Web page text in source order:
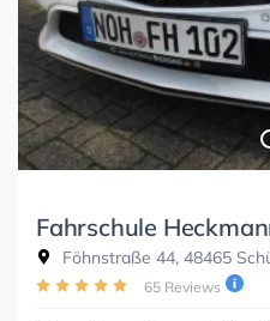
Fahrschule
Föhnstraße 44, 48465
65 Reviews